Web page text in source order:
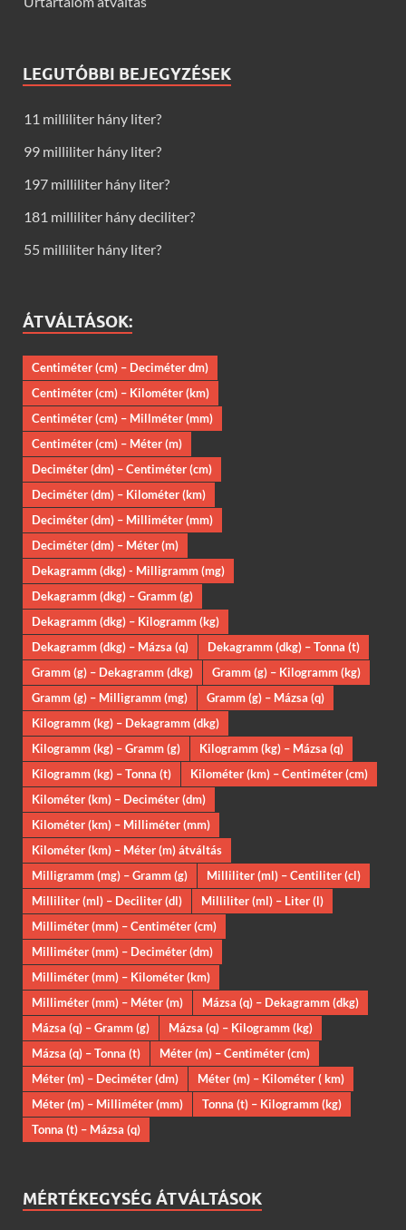
LEGUTÓBBI BEJEGYZÉSEK
11 milliliter hány liter?
99 milliliter hány liter?
197 milliliter hány liter?
181 milliliter hány deciliter?
55 milliliter hány liter?
ÁTVÁLTÁSOK:
Centiméter (cm) – Deciméter dm)
Centiméter (cm) – Kilométer (km)
Centiméter (cm) – Millméter (mm)
Centiméter (cm) – Méter (m)
Deciméter (dm) – Centiméter (cm)
Deciméter (dm) – Kilométer (km)
Deciméter (dm) – Milliméter (mm)
Deciméter (dm) – Méter (m)
Dekagramm (dkg) - Milligramm (mg)
Dekagramm (dkg) – Gramm (g)
Dekagramm (dkg) – Kilogramm (kg)
Dekagramm (dkg) – Mázsa (q)
Dekagramm (dkg) – Tonna (t)
Gramm (g) – Dekagramm (dkg)
Gramm (g) – Kilogramm (kg)
Gramm (g) – Milligramm (mg)
Gramm (g) – Mázsa (q)
Kilogramm (kg) – Dekagramm (dkg)
Kilogramm (kg) – Gramm (g)
Kilogramm (kg) – Mázsa (q)
Kilogramm (kg) – Tonna (t)
Kilométer (km) – Centiméter (cm)
Kilométer (km) – Deciméter (dm)
Kilométer (km) – Milliméter (mm)
Kilométer (km) – Méter (m) átváltás
Milligramm (mg) – Gramm (g)
Milliliter (ml) – Centiliter (cl)
Milliliter (ml) – Deciliter (dl)
Milliliter (ml) – Liter (l)
Milliméter (mm) – Centiméter (cm)
Milliméter (mm) – Deciméter (dm)
Milliméter (mm) – Kilométer (km)
Milliméter (mm) – Méter (m)
Mázsa (q) – Dekagramm (dkg)
Mázsa (q) – Gramm (g)
Mázsa (q) – Kilogramm (kg)
Mázsa (q) – Tonna (t)
Méter (m) – Centiméter (cm)
Méter (m) – Deciméter (dm)
Méter (m) – Kilométer ( km)
Méter (m) – Milliméter (mm)
Tonna (t) – Kilogramm (kg)
Tonna (t) – Mázsa (q)
MÉRTÉKEGYSÉG ÁTVÁLTÁSOK